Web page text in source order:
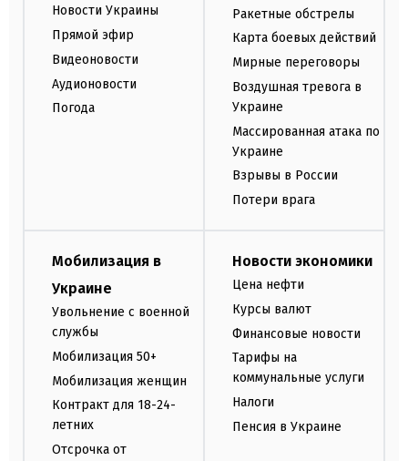
Новости Украины
Прямой эфир
Видеоновости
Аудионовости
Погода
Ракетные обстрелы
Карта боевых действий
Мирные переговоры
Воздушная тревога в
Украине
Массированная атака по
Украине
Взрывы в России
Потери врага
Мобилизация в
Украине
Увольнение с военной
службы
Мобилизация 50+
Мобилизация женщин
Контракт для 18-24-
летних
Отсрочка от
Новости экономики
Цена нефти
Курсы валют
Финансовые новости
Тарифы на
коммунальные услуги
Налоги
Пенсия в Украине